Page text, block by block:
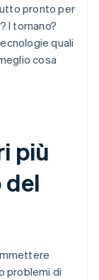
pronto per
I tornano?
quali
cosa
più
del
problemi di